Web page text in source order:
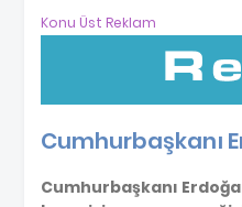
Konu Üst Reklam
Cumhurbaşkanı
Cumhurbaşkanı